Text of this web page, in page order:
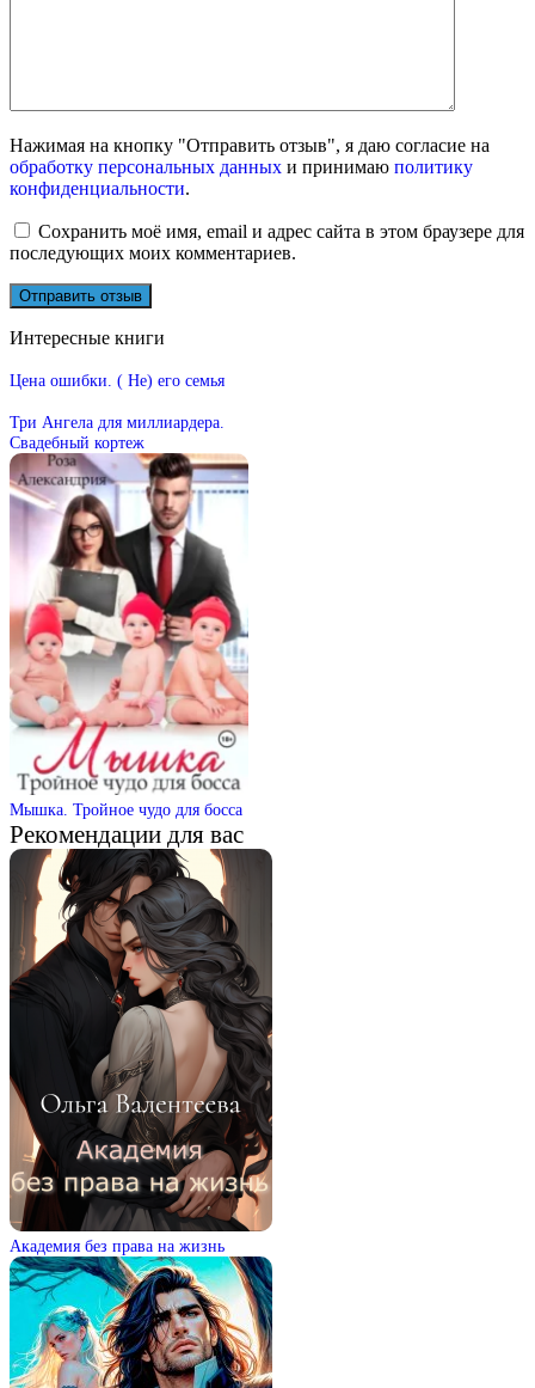
Нажимая на кнопку "Отправить отзыв", я даю согласие на
обработку персональных данных и принимаю политику
конфиденциальности.
Сохранить моё имя, email и адрес сайта в этом браузере для
последующих моих комментариев.
Интересные книги
Цена ошибки. ( Не) его семья
Три Ангела для миллиардера.
Свадебный кортеж
Мышка. Тройное чудо для босса
Рекомендации для вас
Академия без права на жизнь